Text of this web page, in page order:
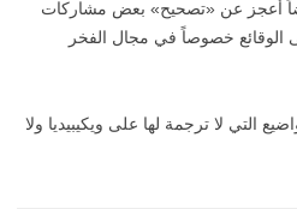
أعجز عن «تصحيح» بعض مشاركات
الوقائع خصوصاً في مجال الفخر
التي لا ترجمة لها على ويكيبيديا ولا